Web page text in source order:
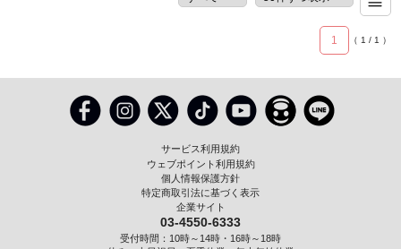
ンを再現し、身にまとうコスチ
44.40」も付属。こちらのDX
ver.には追加パーツとして、主人
に忠実な犬「サム」が付属。
ンを再現し、身にまとうコスチ
ュームはもちろん、ジョン・ウ
ェインのトレードマークとも言
44.40」も付属。
1 （ 1 / 1 ）
サービス利用規約
ウェブポイント利用規約
個人情報保護方針
特定商取引法に基づく表示
企業サイト
03-4550-6333
受付時間：10時～14時・16時～18時